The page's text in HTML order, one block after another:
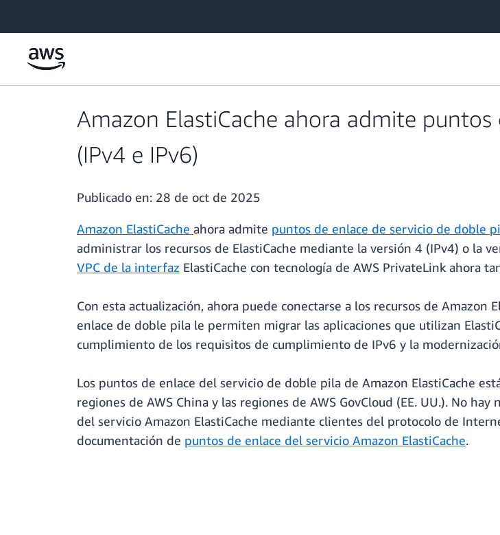
Amazon ElastiCache ahora admite
(IPv4 e IPv6)
Publicado en: 28 de oct de 2025
Amazon ElastiCache ahora admite puntos de enlace de servicio de doble
administrar los recursos de ElastiCache mediante la versión 4 (IPv4) o la
VPC de la interfaz ElastiCache con tecnología de AWS PrivateLink ahora
Con esta actualización, ahora puede conectarse a los recursos de
enlace de doble pila le permiten migrar las aplicaciones que utilizan
cumplimiento de los requisitos de cumplimiento de IPv6 y la
Los puntos de enlace del servicio de doble pila de Amazon ElastiCache
regiones de AWS China y las regiones de AWS GovCloud (EE. UU.). No
del servicio Amazon ElastiCache mediante clientes del protocolo de
documentación de puntos de enlace del servicio Amazon ElastiCache.